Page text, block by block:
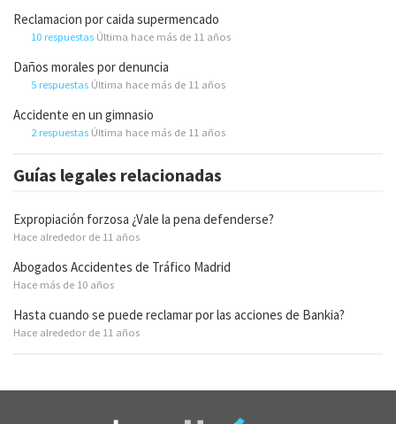
Reclamacion por caida supermencado
10 respuestas Última hace más de 11 años
Daños morales por denuncia
5 respuestas Última hace más de 11 años
Accidente en un gimnasio
2 respuestas Última hace más de 11 años
Guías legales relacionadas
Expropiación forzosa ¿Vale la pena defenderse?
Hace alrededor de 11 años
Abogados Accidentes de Tráfico Madrid
Hace más de 10 años
Hasta cuando se puede reclamar por las acciones de Bankia?
Hace alrededor de 11 años